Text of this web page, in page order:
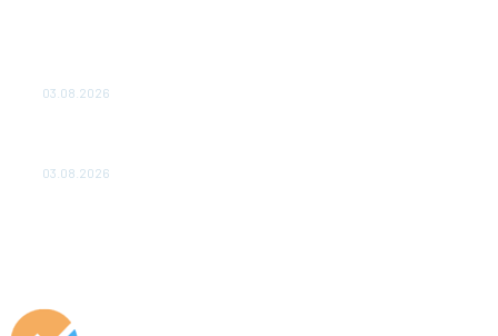
03.08.2026
03.08.2026